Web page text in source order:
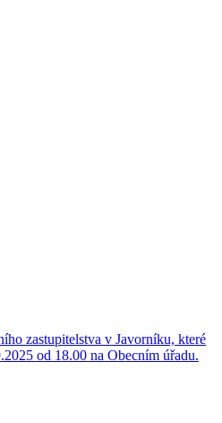
zastupitelstva v Javorníku, které
od 18.00 na Obecním úřadu.